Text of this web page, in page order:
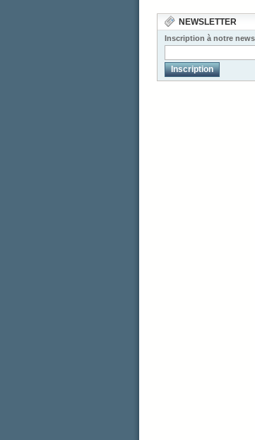
NEWSLETTER
Inscription à notre
Inscription